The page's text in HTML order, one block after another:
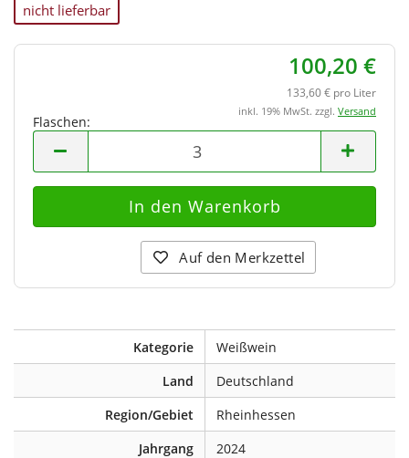
nicht lieferbar
100,20 €
133,60 € pro Liter
inkl. 19% MwSt. zzgl. Versand
Flaschen:
Flaschen
Auf den Merkzettel
Kategorie
Weißwein
Land
Deutschland
Region/Gebiet
Rheinhessen
Jahrgang
2024